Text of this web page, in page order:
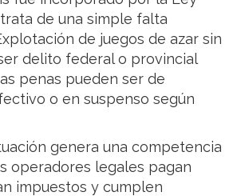
trata de una simple falta
de juegos de azar sin
delito federal o provincial
penas pueden ser de
o en suspenso según
genera una competencia
operadores legales pagan
impuestos y cumplen